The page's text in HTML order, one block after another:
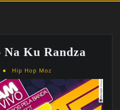
Ku Randza
Hip Hop Moz